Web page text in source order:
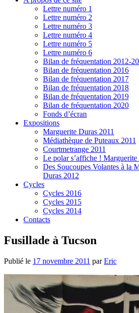
Lettre numéro 1
Lettre numéro 2
Lettre numéro 3
Lettre numéro 4
Lettre numéro 5
Lettre numéro 6
Bilan de fréquentation 2012-
Bilan de fréquentation 2016
Bilan de fréquentation 2017
Bilan de fréquentation 2018
Bilan de fréquentation 2019
Bilan de fréquentation 2020
Fonds d’écran
Expositions
Marguerite Duras 2011
Médiathèque de Puteaux 2011
Courtmetrange 2011
Le polar s’affiche ! Marguerite
Des Soucoupes Volantes à la
Duras 2012
Cycles
Cycles 2016
Cycles 2015
Cycles 2014
Contacts
Fusillade à Tucson
Publié le 17 novembre 2011 parEric